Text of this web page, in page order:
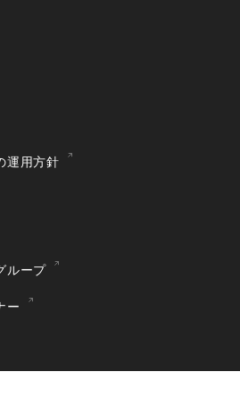
運用方針
ループ
ー